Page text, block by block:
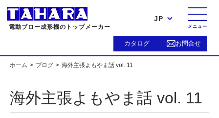
電動ブロー成形機のトップメーカー
JP
メニュー
カタログ お問合せ
ホーム ブログ 海外主張よもやま話 vol. 11
海外主張よもやま話 vol. 11